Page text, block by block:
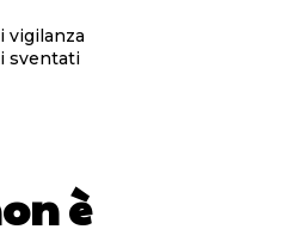
vigilanza
sventati
è